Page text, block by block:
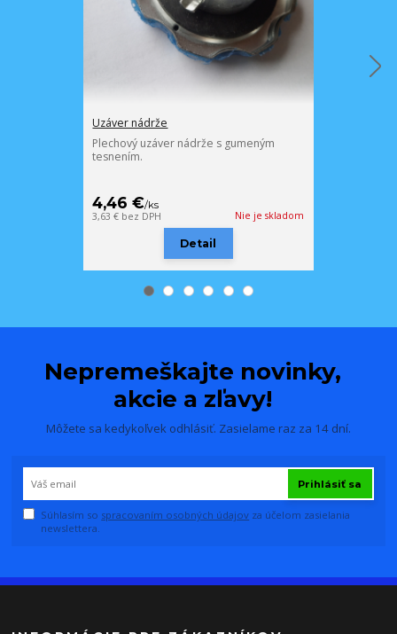
Uzáver nádrže
Plechový uzáver nádrže s gumeným
tesnením.
4,46 €/ks
3,63 € bez DPH Nie je skladom
Detail
Nepremeškajte novinky,
akcie a zľavy!
Môžete sa kedykoľvek odhlásiť. Zasielame raz za 14 dní.
Prihlásiť sa
Súhlasím so spracovaním osobných údajov za účelom zasielania
newslettera.